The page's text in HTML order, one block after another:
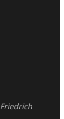
Friedrich